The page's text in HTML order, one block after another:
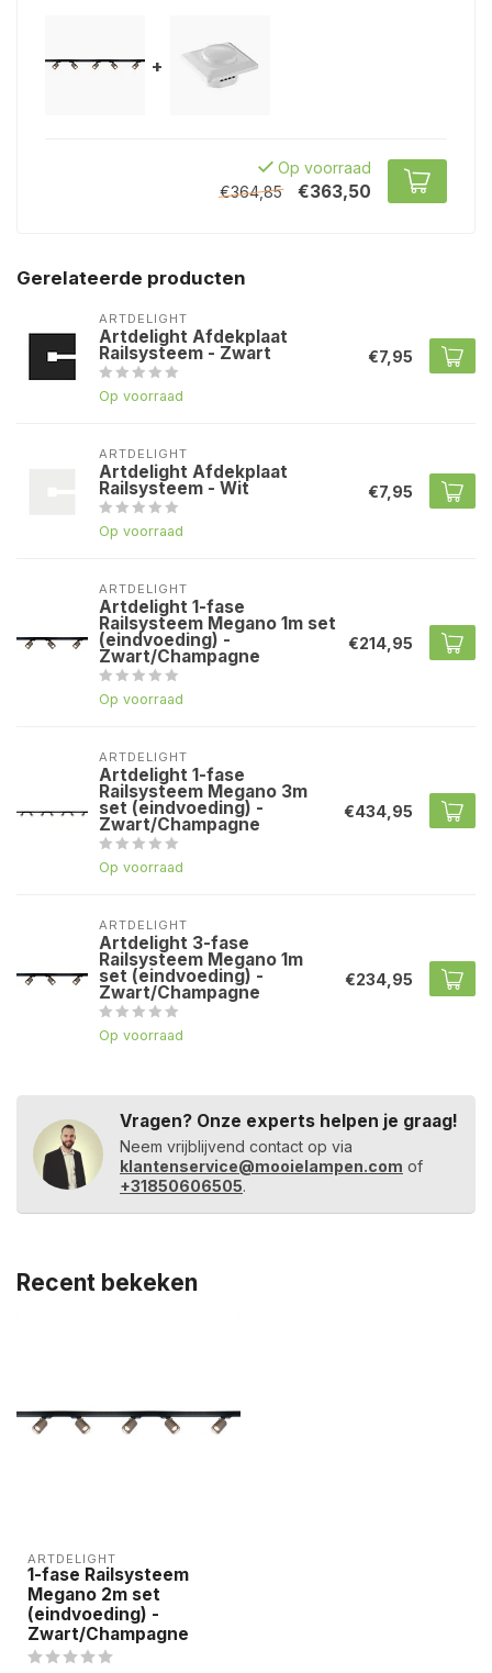
+
Op voorraad
€364,85
€363,50
Gerelateerde producten
ARTDELIGHT
Artdelight Afdekplaat
Railsysteem - Zwart
Op voorraad
€7,95
ARTDELIGHT
Artdelight Afdekplaat
Railsysteem - Wit
Op voorraad
€7,95
ARTDELIGHT
Artdelight 1-fase
Railsysteem Megano 1m set
(eindvoeding) -
Zwart/Champagne
Op voorraad
€214,95
ARTDELIGHT
Artdelight 1-fase
Railsysteem Megano 3m
set (eindvoeding) -
Zwart/Champagne
Op voorraad
€434,95
ARTDELIGHT
Artdelight 3-fase
Railsysteem Megano 1m
set (eindvoeding) -
Zwart/Champagne
Op voorraad
€234,95
Vragen? Onze experts helpen je graag!
Neem vrijblijvend contact op via
klantenservice@mooielampen.com of
+31850606505.
Recent bekeken
ARTDELIGHT
1-fase Railsysteem
Megano 2m set
(eindvoeding) -
Zwart/Champagne